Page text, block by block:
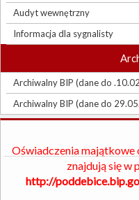
Audyt wewnętrzny
Informacja dla sygnalisty
Archiwalny BIP (dane do
Archiwalny BIP (dane do
Oświadczenia
znajdują się w
http://